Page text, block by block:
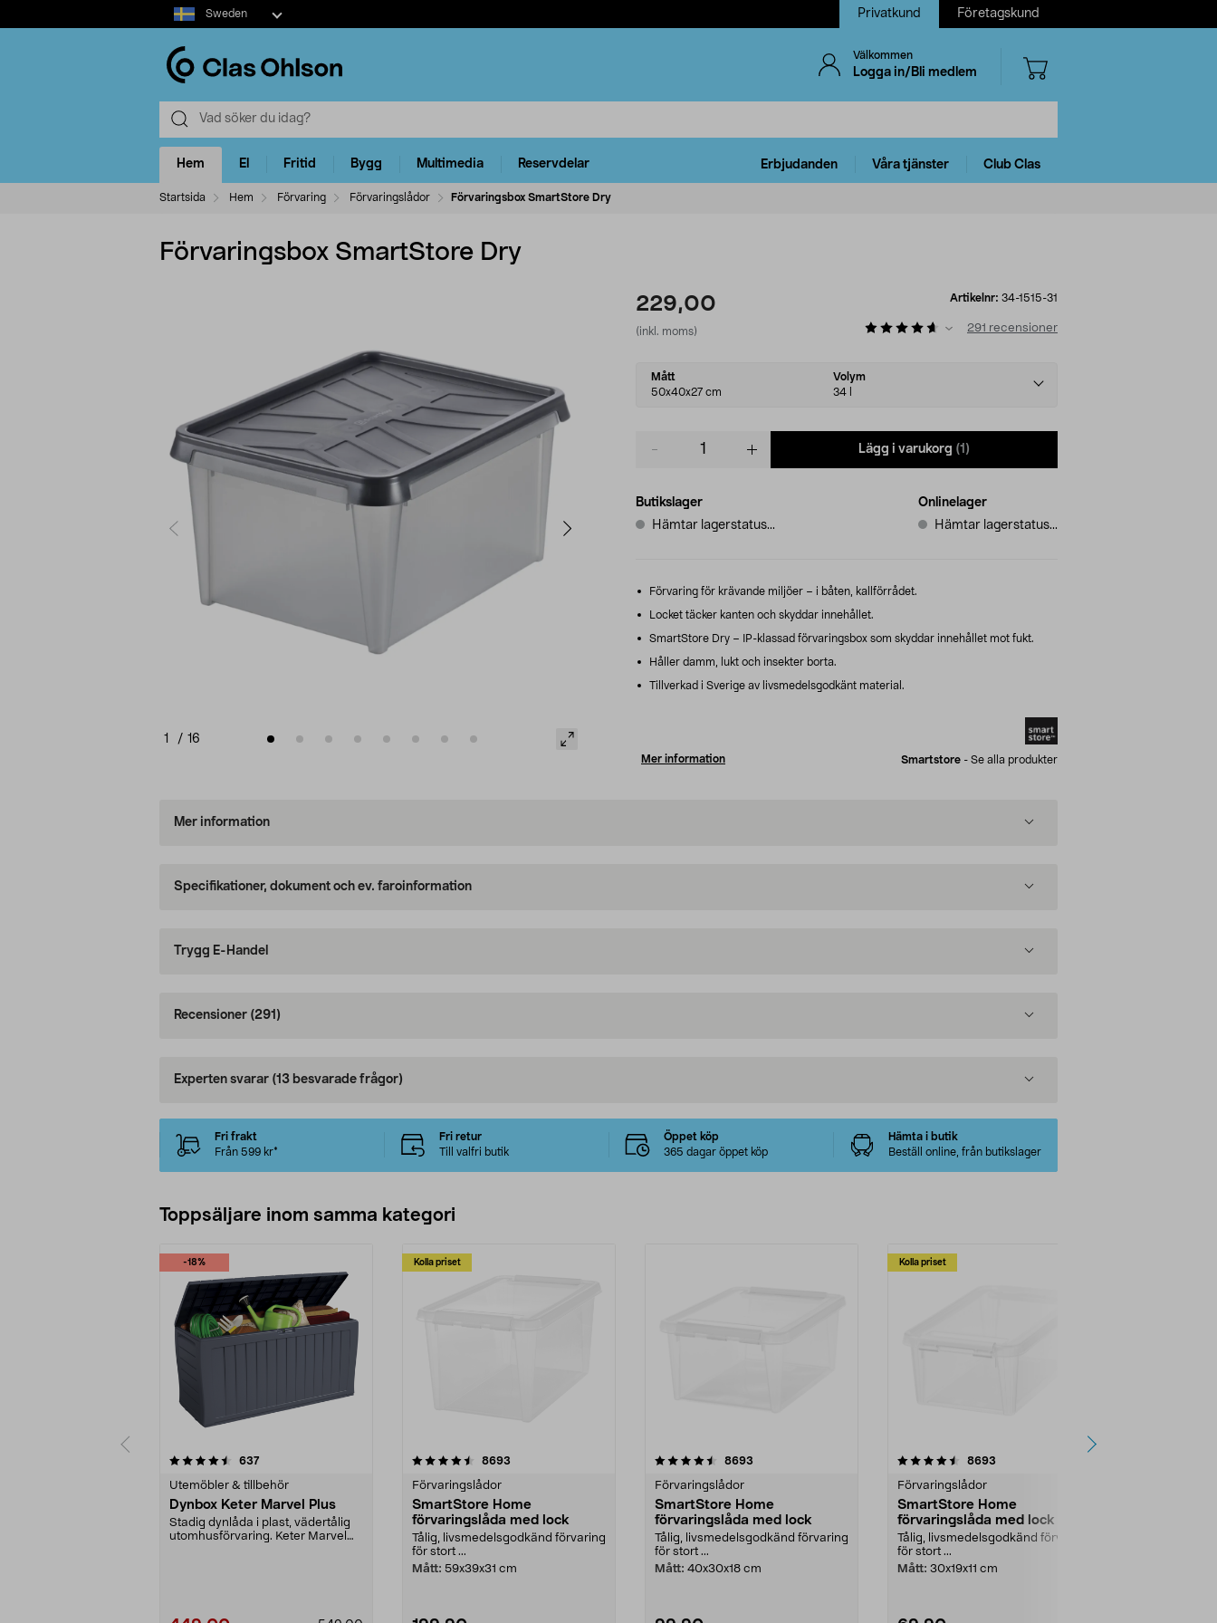
Select
market
Sweden Privatkund Företagskund
Välkommen
Logga in/Bli medlem
Hem El Fritid Bygg Multimedia Reservdelar Erbjudanden Våra tjänster Club Clas
Startsida Hem Förvaring Förvaringslådor Förvaringsbox SmartStore Dry
Förvaringsbox SmartStore Dry
1 / 16
229,00
(inkl. moms)
Artikelnr: 34-1515-31
291 recensioner
Select
variant
Mått
50x40x27 cm
Volym
34 l
Lägg i varukorg (1)
Butikslager
Hämtar lagerstatus...
Onlinelager
Hämtar lagerstatus...
Förvaring för krävande miljöer – i båten, kallförrådet.
Locket täcker kanten och skyddar innehållet.
SmartStore Dry – IP-klassad förvaringsbox som skyddar innehållet mot fukt.
Håller damm, lukt och insekter borta.
Tillverkad i Sverige av livsmedelsgodkänt material.
Mer information Smartstore - Se alla produkter
Mer information
Specifikationer, dokument och ev. faroinformation
Trygg E-Handel
Recensioner (291)
Experten svarar (13 besvarade frågor)
Fri frakt
Från 599 kr*
Fri retur
Till valfri butik
Öppet köp
365 dagar öppet köp
Hämta i butik
Beställ online, från butikslager
Toppsäljare inom samma kategori
-18%
637recensioner
Utemöbler & tillbehör
Dynbox Keter Marvel Plus
Stadig dynlåda i plast, vädertålig
utomhusförvaring. Keter Marvel
Kolla priset
4.5 av 5 stjärnor 8693
Förvaringslådor
SmartStore Home
förvaringslåda med lock
Tålig, livsmedelsgodkänd förvaring
för stort ...
Mått: 59x39x31 cm
4.5 av 5 stjärnor 8693
Förvaringslådor
SmartStore Home
förvaringslåda med lock
Tålig, livsmedelsgodkänd förvaring
för stort ...
Mått: 40x30x18 cm
Kolla priset
4.5 av 5 stjärnor 8693
Förvaringslådor
SmartStore Home
förvaringslåda med lock
Tålig, livsmedelsgodkänd förvaring
för stort ...
Mått: 30x19x11 cm
4.5 av 5 stjärnor